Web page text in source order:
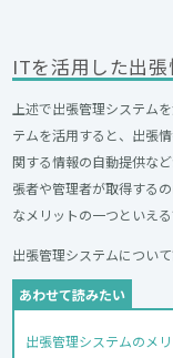
ITを活用した出
上述で出張管理システム
テムを活用すると、出張情
関する情報の自動提供な
張者や管理者が取得する
なメリットの一つといえる
出張管理システムについ
出張管理システムのメ